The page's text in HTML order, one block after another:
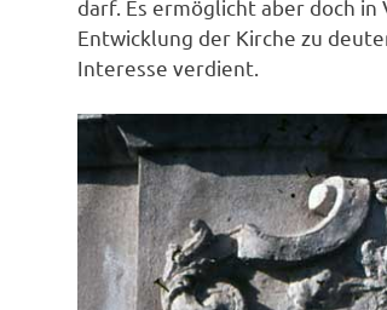
darf. Es ermöglicht aber doch
Entwicklung der Kirche zu
Interesse verdient.